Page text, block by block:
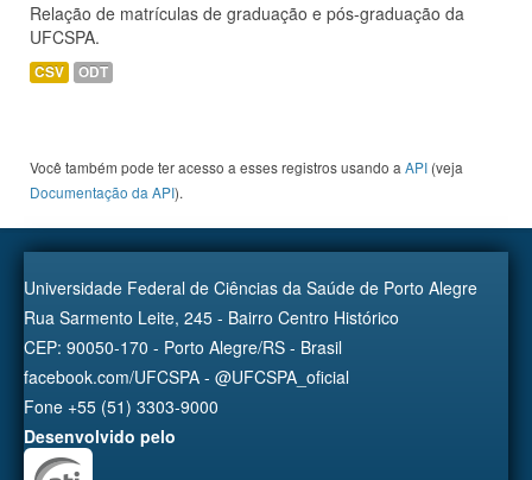
Relação de matrículas de graduação e pós-graduação da
UFCSPA.
CSV ODT
Você também pode ter acesso a esses registros usando a API (veja
Documentação da API).
Universidade Federal de Ciências da Saúde de Porto Alegre
Rua Sarmento Leite, 245 - Bairro Centro Histórico
CEP: 90050-170 - Porto Alegre/RS - Brasil
facebook.com/UFCSPA - @UFCSPA_oficial
Fone +55 (51) 3303-9000
Desenvolvido pelo